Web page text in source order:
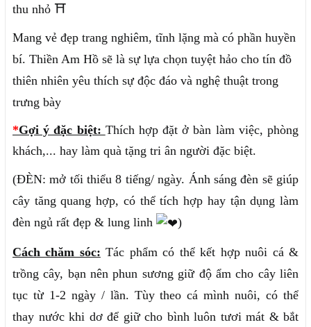
thu nhỏ ⛩
Mang vẻ đẹp trang nghiêm, tĩnh lặng mà có phần huyền
bí. Thiền Am Hồ sẽ là sự lựa chọn tuyệt hảo cho tín đồ
thiên nhiên yêu thích sự độc đáo và nghệ thuật trong
trưng bày
*Gợi ý đặc biệt: Thích hợp đặt ở bàn làm việc, phòng
khách,... hay làm quà tặng tri ân người đặc biệt.
(ĐÈN: mở tối thiểu 8 tiếng/ ngày. Ánh sáng đèn sẽ giúp
cây tăng quang hợp, có thể tích hợp hay tận dụng làm
đèn ngủ rất đẹp & lung linh
)
Cách chăm sóc: Tác phẩm có thể kết hợp nuôi cá &
trồng cây, bạn nên phun sương giữ độ ẩm cho cây liên
tục từ 1-2 ngày / lần. Tùy theo cá mình nuôi, có thể
thay nước khi dơ để giữ cho bình luôn tươi mát & bắt